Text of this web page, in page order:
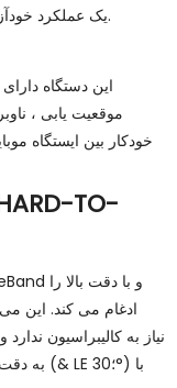
یک عملکرد خودآزمایی مناسب ، نگهداری دستگاه را آسان می کند.
این دستگاه
موقعیت یابی ،
خودکار بین ایستگاه
TO-